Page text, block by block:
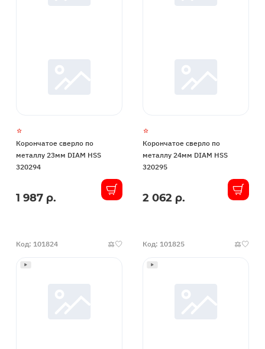
Корончатое сверло по
металлу 23мм DIAM HSS
320294
В1 987 р.
Корончатое сверло по
металлу 24мм DIAM HSS
320295
В
2 062 р.
Код: 101824 Код: 101825